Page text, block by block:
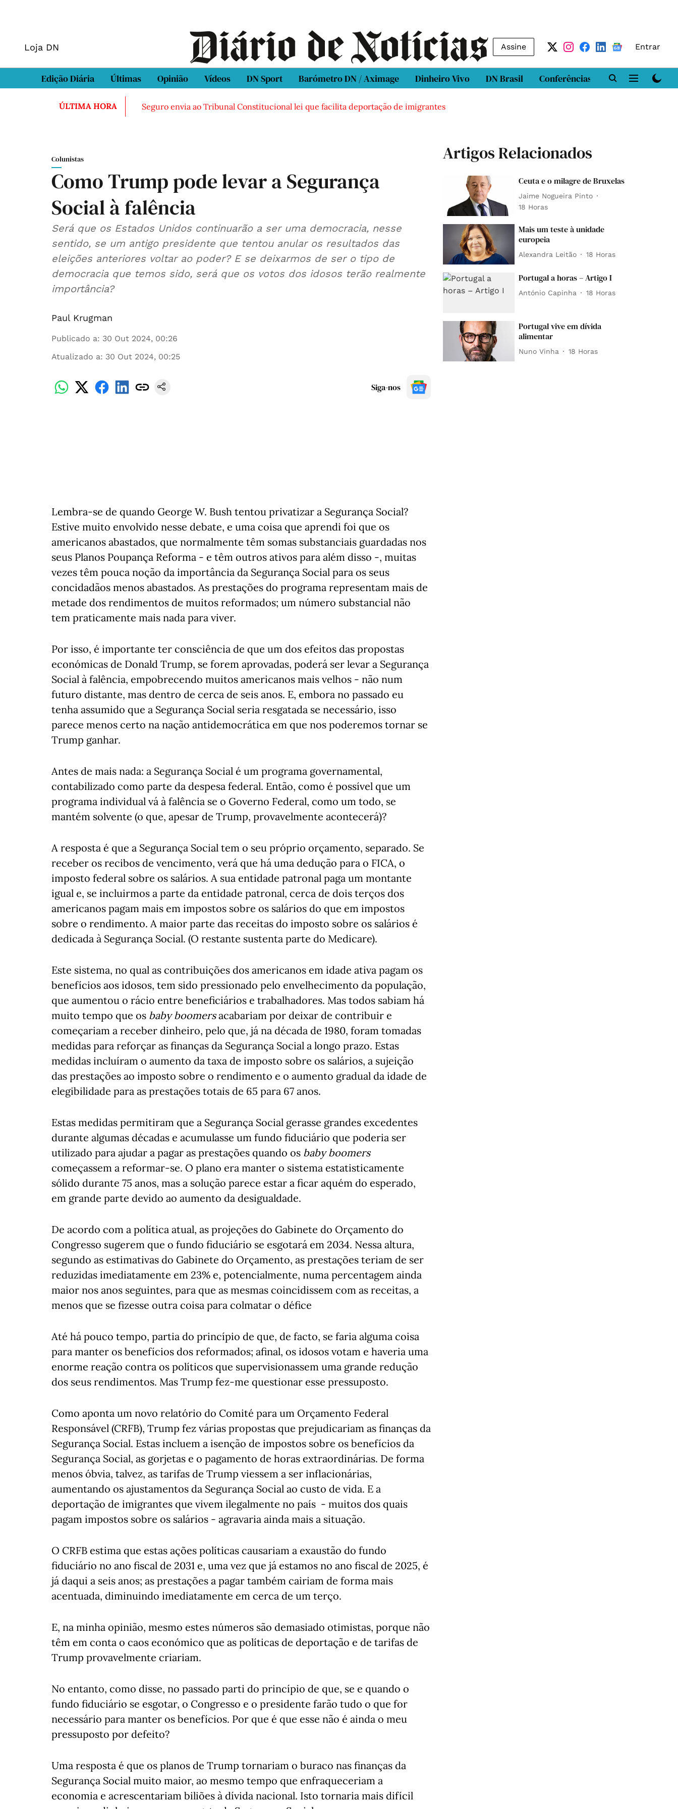
Loja DN Assine Entrar
Edição Diária Últimas Opinião Vídeos DN Sport Barómetro DN / Aximage Dinheiro Vivo DN Brasil Conferências DN LAB
ÚLTIMA HORA Seguro envia ao Tribunal Constitucional lei que facilita deportação de imigrantes
Colunistas
Como Trump pode levar a Segurança
Social à falência
Será que os Estados Unidos continuarão a ser uma democracia, nesse
sentido, se um antigo presidente que tentou anular os resultados das
eleições anteriores voltar ao poder? E se deixarmos de ser o tipo de
democracia que temos sido, será que os votos dos idosos terão realmente
importância?
Paul Krugman
Publicado a: 30 Out 2024, 00:26
Atualizado a: 30 Out 2024, 00:25
Siga-nos
Lembra-se de quando George W. Bush tentou privatizar a Segurança Social?
Estive muito envolvido nesse debate, e uma coisa que aprendi foi que os
americanos abastados, que normalmente têm somas substanciais guardadas nos
seus Planos Poupança Reforma - e têm outros ativos para além disso -, muitas
vezes têm pouca noção da importância da Segurança Social para os seus
concidadãos menos abastados. As prestações do programa representam mais de
metade dos rendimentos de muitos reformados; um número substancial não
tem praticamente mais nada para viver.
Por isso, é importante ter consciência de que um dos efeitos das propostas
económicas de Donald Trump, se forem aprovadas, poderá ser levar a Segurança
Social à falência, empobrecendo muitos americanos mais velhos - não num
futuro distante, mas dentro de cerca de seis anos. E, embora no passado eu
tenha assumido que a Segurança Social seria resgatada se necessário, isso
parece menos certo na nação antidemocrática em que nos poderemos tornar se
Trump ganhar.
Antes de mais nada: a Segurança Social é um programa governamental,
contabilizado como parte da despesa federal. Então, como é possível que um
programa individual vá à falência se o Governo Federal, como um todo, se
mantém solvente (o que, apesar de Trump, provavelmente acontecerá)?
A resposta é que a Segurança Social tem o seu próprio orçamento, separado. Se
receber os recibos de vencimento, verá que há uma dedução para o FICA, o
imposto federal sobre os salários. A sua entidade patronal paga um montante
igual e, se incluirmos a parte da entidade patronal, cerca de dois terços dos
americanos pagam mais em impostos sobre os salários do que em impostos
sobre o rendimento. A maior parte das receitas do imposto sobre os salários é
dedicada à Segurança Social. (O restante sustenta parte do Medicare).
Este sistema, no qual as contribuições dos americanos em idade ativa pagam os
benefícios aos idosos, tem sido pressionado pelo envelhecimento da população,
que aumentou o rácio entre beneficiários e trabalhadores. Mas todos sabiam há
muito tempo que os baby boomersacabariam por deixar de contribuir e
começariam a receber dinheiro, pelo que, já na década de 1980, foram tomadas
medidas para reforçar as finanças da Segurança Social a longo prazo. Estas
medidas incluíram o aumento da taxa de imposto sobre os salários, a sujeição
das prestações ao imposto sobre o rendimento e o aumento gradual da idade de
elegibilidade para as prestações totais de 65 para 67 anos.
Estas medidas permitiram que a Segurança Social gerasse grandes excedentes
durante algumas décadas e acumulasse um fundo fiduciário que poderia ser
utilizado para ajudar a pagar as prestações quando os baby boomers
começassem a reformar-se. O plano era manter o sistema estatisticamente
sólido durante 75 anos, mas a solução parece estar a ficar aquém do esperado,
em grande parte devido ao aumento da desigualdade.
De acordo com a política atual, as projeções do Gabinete do Orçamento do
Congresso sugerem que o fundo fiduciário se esgotará em 2034. Nessa altura,
segundo as estimativas do Gabinete do Orçamento, as prestações teriam de ser
reduzidas imediatamente em 23% e, potencialmente, numa percentagem ainda
maior nos anos seguintes, para que as mesmas coincidissem com as receitas, a
menos que se fizesse outra coisa para colmatar o défice
Até há pouco tempo, partia do princípio de que, de facto, se faria alguma coisa
para manter os benefícios dos reformados; afinal, os idosos votam e haveria uma
enorme reação contra os políticos que supervisionassem uma grande redução
dos seus rendimentos. Mas Trump fez-me questionar esse pressuposto.
Como aponta um novo relatório do Comité para um Orçamento Federal
Responsável (CRFB), Trump fez várias propostas que prejudicariam as finanças da
Segurança Social. Estas incluem a isenção de impostos sobre os benefícios da
Segurança Social, as gorjetas e o pagamento de horas extraordinárias. De forma
menos óbvia, talvez, as tarifas de Trump viessem a ser inflacionárias,
aumentando os ajustamentos da Segurança Social ao custo de vida. E a
deportação de imigrantes que vivem ilegalmente no país - muitos dos quais
pagam impostos sobre os salários - agravaria ainda mais a situação.
O CRFB estima que estas ações políticas causariam a exaustão do fundo
fiduciário no ano fiscal de 2031 e, uma vez que já estamos no ano fiscal de 2025, é
já daqui a seis anos; as prestações a pagar também cairiam de forma mais
acentuada, diminuindo imediatamente em cerca de um terço.
E, na minha opinião, mesmo estes números são demasiado otimistas, porque não
têm em conta o caos económico que as políticas de deportação e de tarifas de
Trump provavelmente criariam.
No entanto, como disse, no passado parti do princípio de que, se e quando o
fundo fiduciário se esgotar, o Congresso e o presidente farão tudo o que for
necessário para manter os benefícios. Por que é que esse não é ainda o meu
pressuposto por defeito?
Uma resposta é que os planos de Trump tornariam o buraco nas finanças da
Segurança Social muito maior, ao mesmo tempo que enfraqueceriam a
economia e acrescentariam biliões à dívida nacional. Isto tornaria mais difícil
Artigos Relacionados
Ceuta e o milagre de Bruxelas
Jaime Nogueira Pinto
18 Horas
Mais um teste à unidade
europeia
Alexandra Leitão 18 Horas
Portugal a horas – Artigo I
António Capinha 18 Horas
Portugal vive em dívida
alimentar
Nuno Vinha 18 Horas